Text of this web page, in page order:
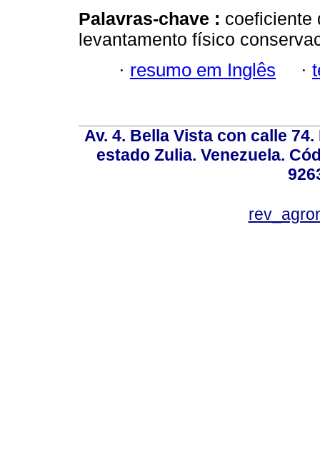
Palavras-chave : coeficiente
levantamento físico
· resumo em Inglês ·
Av. 4. Bella Vista con calle
estado Zulia. Venezuela.